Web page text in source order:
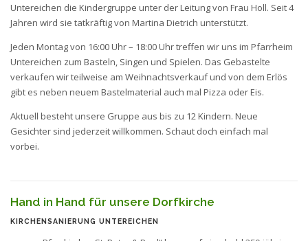
Untereichen die Kindergruppe unter der Leitung von Frau Holl. Seit 4
Jahren wird sie tatkräftig von Martina Dietrich unterstützt.
Jeden Montag von 16:00 Uhr – 18:00 Uhr treffen wir uns im Pfarrheim
Untereichen zum Basteln, Singen und Spielen. Das Gebastelte
verkaufen wir teilweise am Weihnachtsverkauf und von dem Erlös
gibt es neben neuem Bastelmaterial auch mal Pizza oder Eis.
Aktuell besteht unsere Gruppe aus bis zu 12 Kindern. Neue
Gesichter sind jederzeit willkommen. Schaut doch einfach mal
vorbei.
Hand in Hand für unsere Dorfkirche
KIRCHENSANIERUNG UNTEREICHEN